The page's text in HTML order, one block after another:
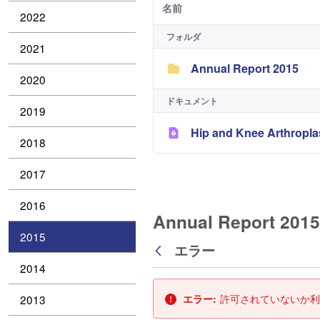
2022
2021
2020
2019
2018
2017
2016
2015
2014
2013
名前
フォルダ
Annual Report 2015
ドキュメント
Hip and Knee
Annual Report
戻る
エラー
エラー: 許可されていないか